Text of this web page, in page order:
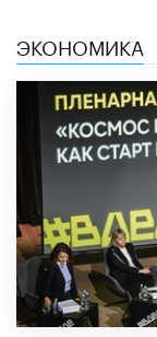
ЭКОНОМИКА